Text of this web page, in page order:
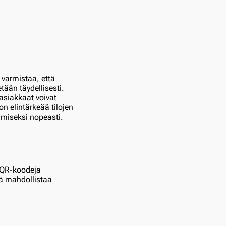
että
täydellisesti.
voivat
elintärkeää tilojen
nopeasti.
koodeja
mahdollistaa